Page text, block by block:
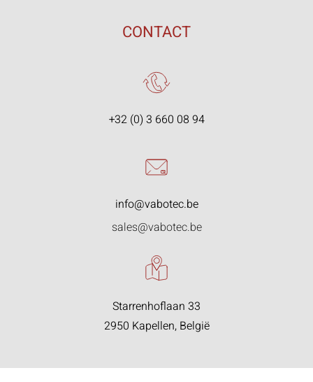
CONTACT
+32 (0) 3 660 08 94
info@vabotec.be
sales@vabotec.be
Starrenhoflaan 33
2950 Kapellen, België